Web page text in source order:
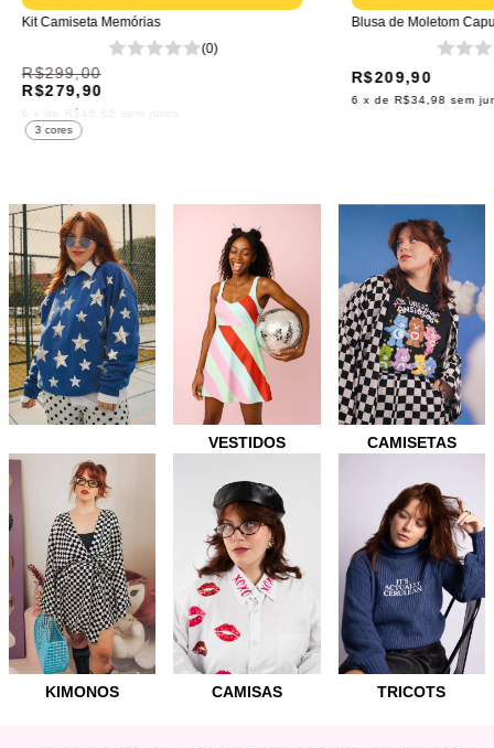
3 cores
Kit Camiseta Memórias
(0)
R$299,00
R$279,90
R$46,65
Blusa de Moletom
R$209,90
6 x de R$34,98 sem
VESTIDOS CAMISETAS
KIMONOS CAMISAS TRICOTS